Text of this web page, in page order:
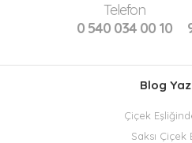
Telefon
0 540 034 00 10
Blog
Çiçek
Saksı Çiçek